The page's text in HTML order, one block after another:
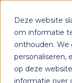
Deze website
om informatie
onthouden.
personaliseren,
op deze
informatie over